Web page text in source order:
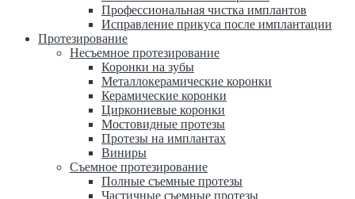
Профессиональная чистка имплантов
Исправление прикуса после имплантации
Протезирование
Несъемное протезирование
Коронки на зубы
Металлокерамические коронки
Керамические коронки
Циркониевые коронки
Мостовидные протезы
Протезы на имплантах
Виниры
Съемное протезирование
Полные съемные протезы
Частичные съемные протезы